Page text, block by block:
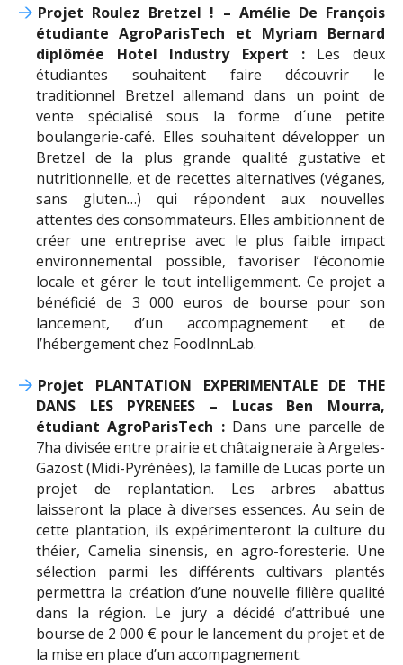
Projet Roulez Bretzel ! – Amélie De François
étudiante AgroParisTech et Myriam Bernard
diplômée Hotel Industry Expert :Les deux
étudiantes souhaitent faire découvrir le
traditionnel Bretzel allemand dans un point de
vente spécialisé sous la forme d´une petite
boulangerie-café. Elles souhaitent développer un
Bretzel de la plus grande qualité gustative et
nutritionnelle, et de recettes alternatives (véganes,
sans gluten…) qui répondent aux nouvelles
attentes des consommateurs. Elles ambitionnent de
créer une entreprise avec le plus faible impact
environnemental possible, favoriser l’économie
locale et gérer le tout intelligemment. Ce projet a
bénéficié de 3 000 euros de bourse pour son
lancement, d’un accompagnement et de
l’hébergement chez FoodInnLab.
Projet PLANTATION EXPERIMENTALE DE THE
DANS LES PYRENEES – Lucas Ben Mourra,
étudiant AgroParisTech :Dans une parcelle de
7ha divisée entre prairie et châtaigneraie à Argeles-
Gazost (Midi-Pyrénées), la famille de Lucas porte un
projet de replantation. Les arbres abattus
laisseront la place à diverses essences. Au sein de
cette plantation, ils expérimenteront la culture du
théier, Camelia sinensis, en agro-foresterie. Une
sélection parmi les différents cultivars plantés
permettra la création d’une nouvelle filière qualité
dans la région. Le jury a décidé d’attribué une
bourse de 2 000 € pour le lancement du projet et de
la mise en place d’un accompagnement.